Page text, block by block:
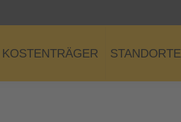
KOSTENTRÄGER STANDORTE